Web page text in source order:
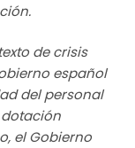
de crisis
español
del personal
el Gobierno